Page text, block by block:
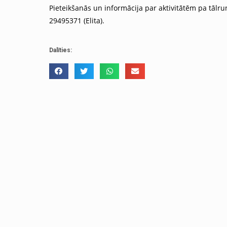
Pieteikšanās un informācija par aktivitātēm pa
29495371 (Elita).
Dalīties: